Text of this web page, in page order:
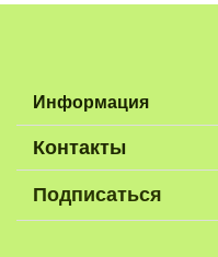
Информация
Контакты
Подписаться